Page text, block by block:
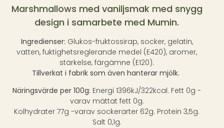
Marshmallows med vaniljsmak med snygg
design i samarbete med Mumin.
Ingredienser: Glukos-fruktossirap, socker, gelatin,
vatten, fuktighetsreglerande medel (E420), aromer,
stärkelse, färgämne (E120).
Tillverkat i fabrik som även hanterar mjölk.
Näringsvärde per 100g: Energi 1396kJ/322kcal. Fett 0g -
varav mättat fett 0g.
Kolhydrater 77g -varav sockerarter 62g. Protein 3,5g.
Salt 0,1g.